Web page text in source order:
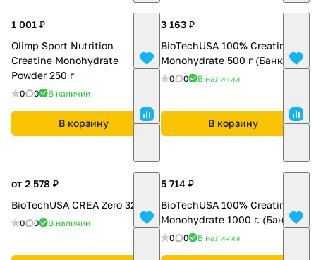
1 001 ₽
Olimp Sport Nutrition
Creatine Monohydrate
Powder 250 г
0 0 В наличии
В корзину
3 163 ₽
BioTechUSA 100% Creatinе
Monohydrate 500 г (Банка)
0 0 В наличии
В корзину
от 2 578 ₽
BioTechUSA CREA Zero 320 г.
0 0 В наличии
5 714 ₽
BioTechUSA 100% Creatinе
Monohydrate 1000 г. (Банка)
0 0 В наличии